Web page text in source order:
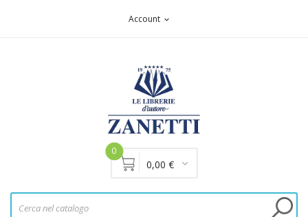
Account expand_more
0
0,00 €